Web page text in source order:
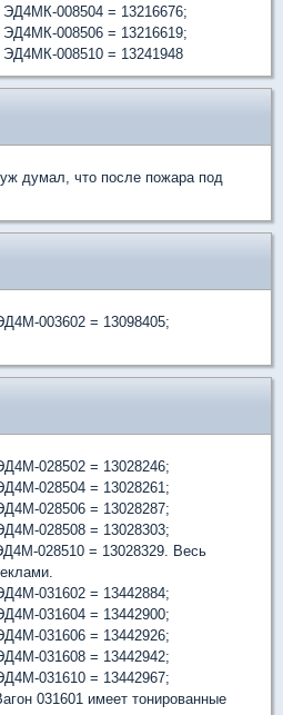
008504 = 13216676;
008506 = 13216619;
008510 = 13241948
думал, что после пожара под
003602 = 13098405;
028502 = 13028246;
028504 = 13028261;
028506 = 13028287;
028508 = 13028303;
028510 = 13028329. Весь
031602 = 13442884;
031604 = 13442900;
031606 = 13442926;
031608 = 13442942;
031610 = 13442967;
031601 имеет тонированные